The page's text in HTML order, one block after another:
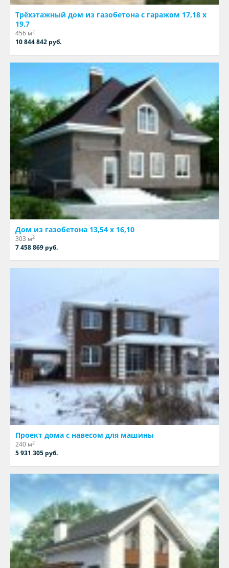
Трёхэтажный дом из газобетона с гаражом 17,18 х
19,7
456 м2
10 844 842 руб.
Дом из газобетона 13,54 х 16,10
303 м2
7 458 869 руб.
Проект дома с навесом для машины
240 м2
5 931 305 руб.